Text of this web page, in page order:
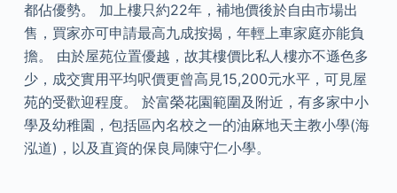
都佔優勢。 加上樓只約22年，補地價後於自由市場出
售，買家亦可申請最高九成按揭，年輕上車家庭亦能負
擔。 由於屋苑位置優越，故其樓價比私人樓亦不遜色多
少，成交實用平均呎價更曾高見15,200元水平，可見屋
苑的受歡迎程度。 於富榮花園範圍及附近，有多家中小
學及幼稚園，包括區內名校之一的油麻地天主教小學(海
泓道)，以及直資的保良局陳守仁小學。